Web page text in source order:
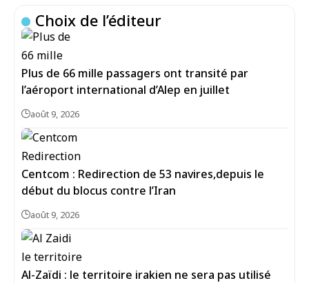
Choix de l’éditeur
Plus de 66 mille passagers ont transité par
l’aéroport international d’Alep en juillet
août 9, 2026
Centcom : Redirection de 53 navires,depuis le
début du blocus contre l’Iran
août 9, 2026
Al-Zaïdi : le territoire irakien ne sera pas utilisé